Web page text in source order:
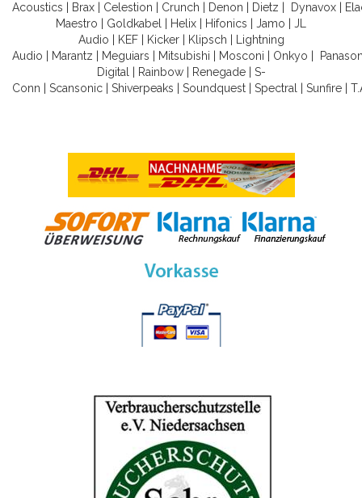
Acoustics
Brax Celestion Crunch Denon Dietz Dynavox
Maestro
Goldkabel Helix Hifonics Jamo
JL
Audio
KEF| Kicker| Klipsch
Lightning
Audio
Marantz Meguiars Mitsubishi Mosconi Onkyo
Digital
Rainbow| Renegade| S-
Conn
Scansonic Shiverpeaks Soundquest Spectral Sunfire